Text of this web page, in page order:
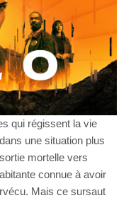
qui régissent la vie
une situation plus
mortelle vers
connue à avoir
Mais ce sursaut